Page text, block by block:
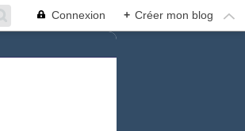
Connexion + Créer mon blog